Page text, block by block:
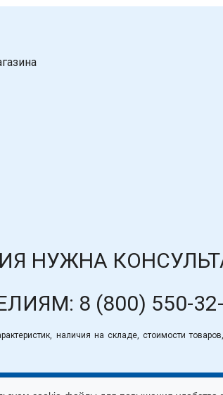
НУЖНА
8 (800) 550-
наличия на складе, стоимости